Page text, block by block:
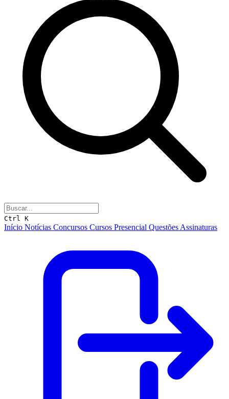
Ctrl K
Início Notícias Concursos Cursos Presencial Questões Assinaturas